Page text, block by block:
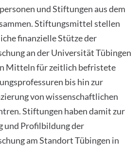
und Stiftungen aus dem
Stiftungsmittel stellen
finanzielle Stütze der
an der Universität Tübingen
Mitteln für zeitlich befristete
bis hin zur
von wissenschaftlichen
Stiftungen haben damit zur
Profilbildung der
am Standort Tübingen in